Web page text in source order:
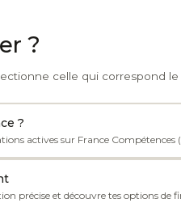
?
celle qui correspond le
?
actives sur France Compétences
précise et découvre tes options